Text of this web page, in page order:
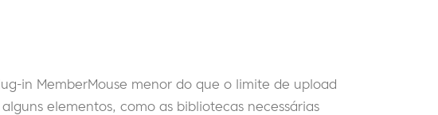
in MemberMouse menor do que o limite de upload
elementos, como as bibliotecas necessárias